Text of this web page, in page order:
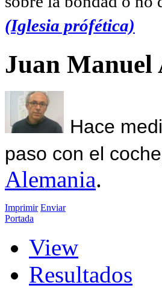
(Iglesia prófética)
Juan Manuel
Hace
paso con el
Alemania.
Imprimir Enviar
Portada
View
Resultados